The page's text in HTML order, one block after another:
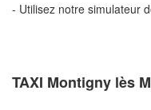
- Utilisez notre simulateur
TAXI Montigny lès